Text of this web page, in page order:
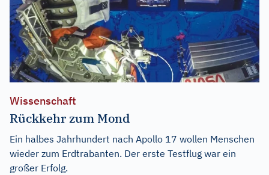
Wissenschaft
Rückkehr zum Mond
Ein halbes Jahrhundert nach Apollo 17 wollen Menschen
wieder zum Erdtrabanten. Der erste Testflug war ein
großer Erfolg.